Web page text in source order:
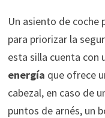
Un asiento de coche
para priorizar la
esta silla cuenta con
energía que ofrece
cabezal, en caso de
puntos de arnés, un